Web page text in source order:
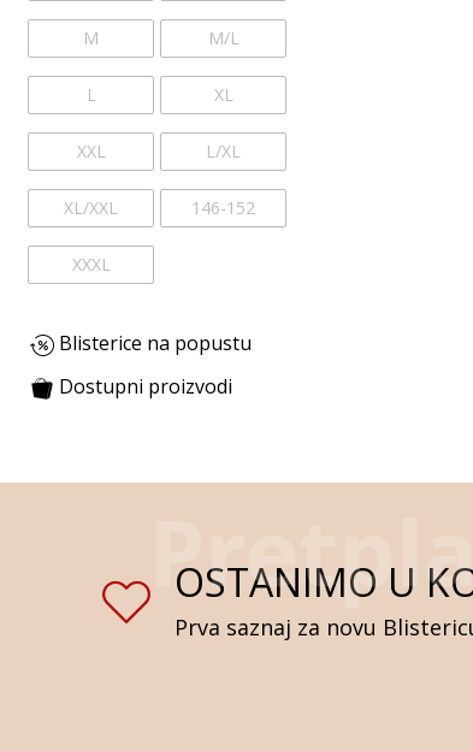
M M/L
L XL
XXL L/XL
XL/XXL 146-152
XXXL
Blisterice na popustu
Dostupni proizvodi
OSTANIMO U
Prva saznaj za novu